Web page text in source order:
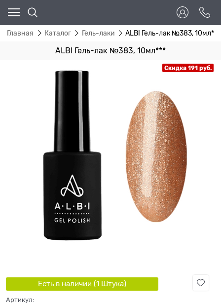
Главная Каталог Гель-лаки ALBI Гель-лак №383, 10мл***
ALBI Гель-лак №383, 10мл***
Скидка 191 руб.
Есть в наличии (1 Штука)
Артикул: